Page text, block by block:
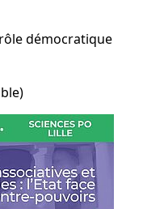
démocratique